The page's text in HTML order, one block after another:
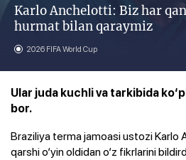
Karlo Anchelotti: Biz har
hurmat bilan qaraymiz
2026 FIFA World Cup
Ular juda kuchli va tarkibida
bor.
Braziliya terma jamoasi ustozi Karlo
qarshi o‘yin oldidan o‘z fikrlarini